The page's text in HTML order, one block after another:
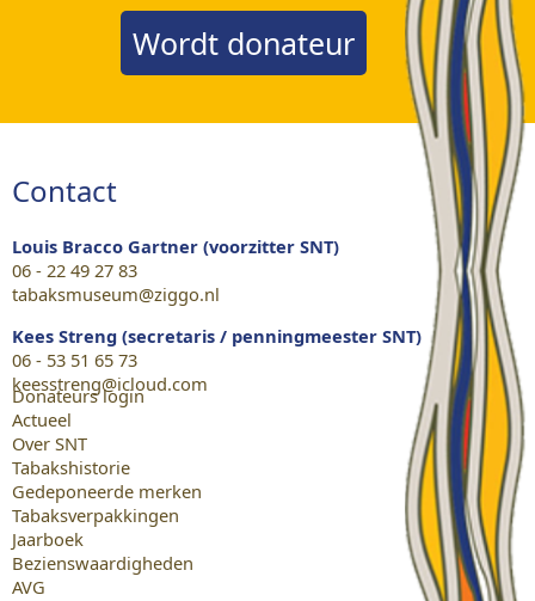
Wordt donateur
Contact
Louis Bracco Gartner (voorzitter SNT)
06 - 22 49 27 83
tabaksmuseum@ziggo.nl
Kees Streng (secretaris / penningmeester SNT)
06 - 53 51 65 73
keesstreng@icloud.com
Donateurs login
Actueel
Over SNT
Tabakshistorie
Gedeponeerde merken
Tabaksverpakkingen
Jaarboek
Bezienswaardigheden
AVG